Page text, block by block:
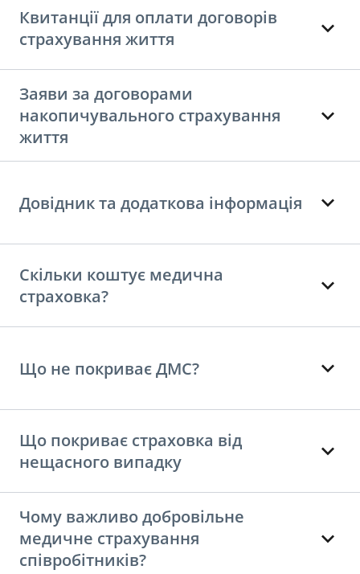
Квитанції для оплати договорів
страхування життя
Заяви за договорами
накопичувального страхування
життя
Довідник та додаткова інформація
Скільки коштує медична
страховка?
Що не покриває ДМС?
Що покриває страховка від
нещасного випадку
Чому важливо добровільне
медичне страхування
співробітників?